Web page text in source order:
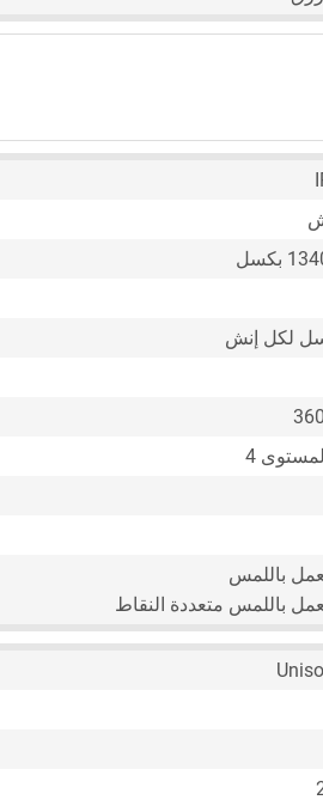
باللمس
باللمس متعددة النقاط